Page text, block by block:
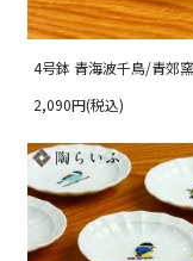
4号鉢 青海波千鳥/青郊窯
2,090円(税込)